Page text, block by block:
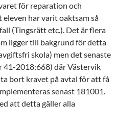
för reparation och
har varit oaktsam så
(Tingsrätt etc.). Det är flera
ligger till bakgrund för detta
skola) men det senaste
41-2018:668) där Västervik
bort kravet på avtal för att få
senast 181001.
att detta gäller alla